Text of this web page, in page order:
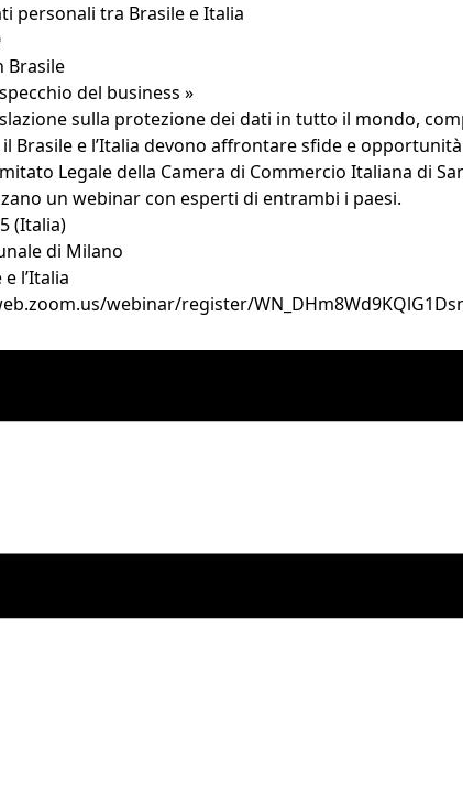
personali tra Brasile e Italia
Brasile
del business »
sulla protezione dei dati in tutto il mondo,
Brasile e l’Italia devono affrontare sfide e
Legale della Camera di Commercio Italiana di
un webinar con esperti di entrambi i paesi.
(Italia)
di Milano
l’Italia
webinar/register/